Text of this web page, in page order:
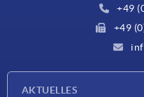
+49
+49
AKTUELLES